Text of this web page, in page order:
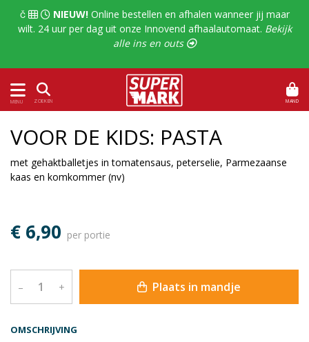
   NIEUW!Online bestellen en afhalen wanneer jij maar
wilt. 24 uur per dag uit onze Innovend afhaalautomaat. Bekijk
alle ins en outs 
MENU ZOEKEN MAND
OMSCHRIJVING
VOOR DE KIDS: PASTA
met gehaktballetjes in tomatensaus, peterselie, Parmezaanse
kaas en komkommer (nv)
€ 6,90 per portie
– + Plaats in mandje